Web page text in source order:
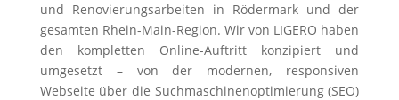
und Renovierungsarbeiten in Rödermark und der
gesamten Rhein-Main-Region. Wir von LIGERO haben
den kompletten Online-Auftritt konzipiert und
umgesetzt – von der modernen, responsiven
Webseite über die Suchmaschinenoptimierung (SEO)